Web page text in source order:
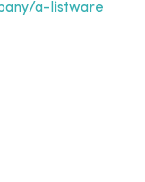
a-listware